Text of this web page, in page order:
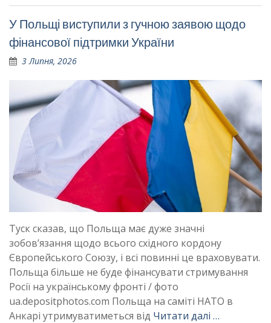
У Польщі виступили з гучною заявою щодо
фінансової підтримки України
3 Липня, 2026
Туск сказав, що Польща має дуже значні
зобов’язання щодо всього східного кордону
Європейського Союзу, і всі повинні це враховувати.
Польща більше не буде фінансувати стримування
Росії на українському фронті / фото
ua.depositphotos.com Польща на саміті НАТО в
Анкарі утримуватиметься від Читати далі …